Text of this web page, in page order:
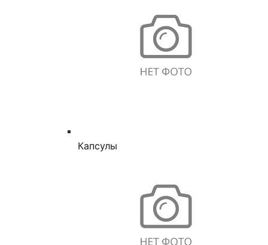
Капсулы